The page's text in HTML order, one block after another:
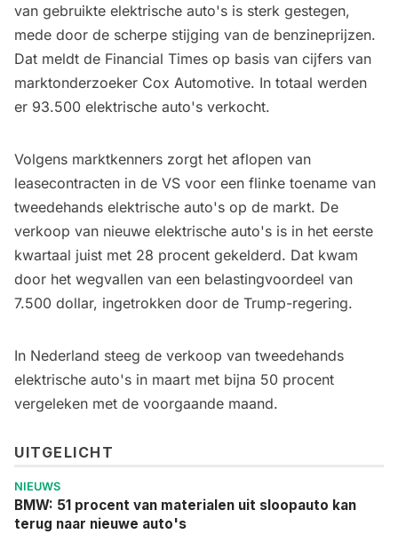
van gebruikte elektrische auto's is sterk gestegen,
mede door de scherpe stijging van de benzineprijzen.
Dat meldt de Financial Times op basis van cijfers van
marktonderzoeker Cox Automotive. In totaal werden
er 93.500 elektrische auto's verkocht.
Volgens marktkenners zorgt het aflopen van
leasecontracten in de VS voor een flinke toename van
tweedehands elektrische auto's op de markt. De
verkoop van nieuwe elektrische auto's is in het eerste
kwartaal juist met 28 procent gekelderd. Dat kwam
door het wegvallen van een belastingvoordeel van
7.500 dollar, ingetrokken door de Trump-regering.
In Nederland steeg de verkoop van tweedehands
elektrische auto's in maart met bijna 50 procent
vergeleken met de voorgaande maand.
UITGELICHT
NIEUWS
BMW: 51 procent van materialen uit sloopauto kan
terug naar nieuwe auto's